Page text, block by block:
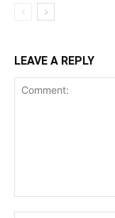
LEAVE A REPLY